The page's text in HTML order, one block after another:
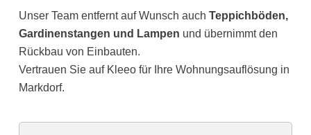
Unser Team entfernt auf Wunsch auchTeppichböden,
Gardinenstangen und Lampen und übernimmt den
Rückbau von Einbauten.
Vertrauen Sie auf Kleeo für Ihre Wohnungsauflösung in
Markdorf.